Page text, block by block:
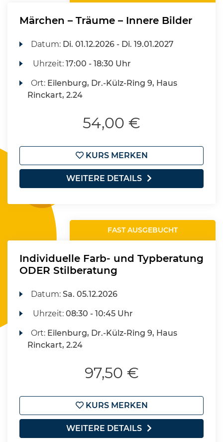
Märchen – Träume – Innere Bilder
Datum: Di. 01.12.2026 - Di. 19.01.2027
Uhrzeit:17:00 - 18:30 Uhr
Ort: Eilenburg, Dr.-Külz-Ring 9, Haus
Rinckart, 2.24
54,00 €
KURS MERKEN
WEITERE DETAILS
FAST AUSGEBUCHT
Individuelle Farb- und Typberatung
ODER Stilberatung
Datum:Sa. 05.12.2026
Uhrzeit:08:30 - 10:45 Uhr
Ort: Eilenburg, Dr.-Külz-Ring 9, Haus
Rinckart, 2.24
97,50 €
KURS MERKEN
WEITERE DETAILS